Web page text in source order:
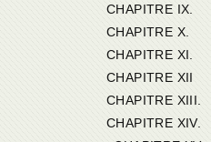
CHAPITRE IX.
CHAPITRE X.
CHAPITRE XI.
CHAPITRE XII
CHAPITRE XIII.
CHAPITRE XIV.